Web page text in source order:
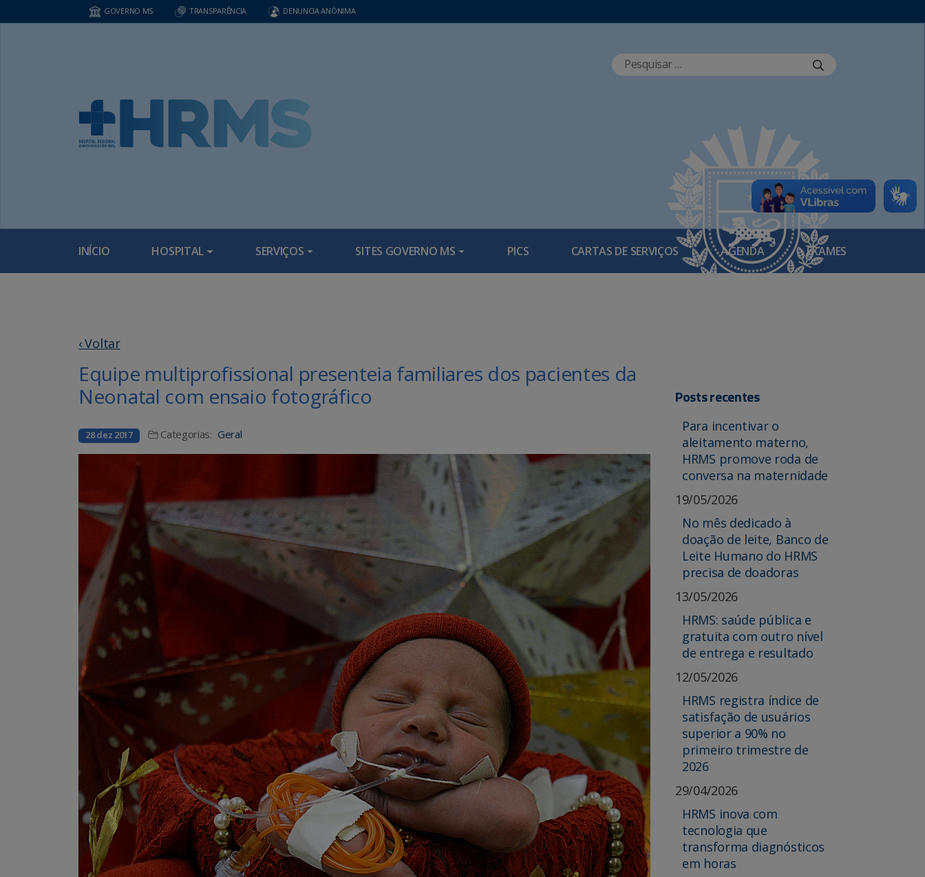
GOVERNO MS TRANSPARÊNCIA DENUNCIA ANÔNIMA
INÍCIO HOSPITAL SERVIÇOS SITES GOVERNO MS PICS CARTAS DE SERVIÇOS AGENDA EXAMES
‹ Voltar
Equipe multiprofissional presenteia familiares dos pacientes da
Neonatal com ensaio fotográfico
28 dez 2017 Categorias: Geral
Posts recentes
Para incentivar o
aleitamento materno,
HRMS promove roda de
conversa na maternidade
19/05/2026
No mês dedicado à
doação de leite, Banco de
Leite Humano do HRMS
precisa de doadoras
13/05/2026
HRMS: saúde pública e
gratuita com outro nível
de entrega e resultado
12/05/2026
HRMS registra índice de
satisfação de usuários
superior a 90% no
primeiro trimestre de
2026
29/04/2026
HRMS inova com
tecnologia que
transforma diagnósticos
em horas